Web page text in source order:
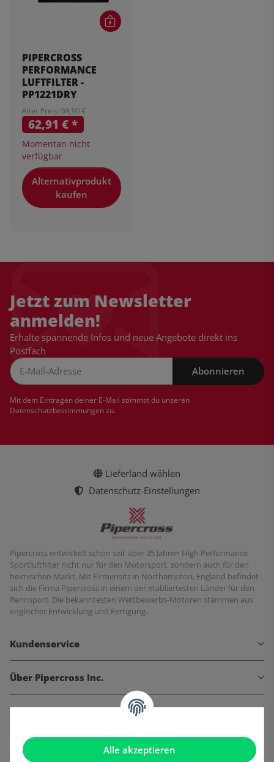
Alle akzeptieren
PIPERCROSS
PERFORMANCE
LUFTFILTER -
PP1221DRY
Alter Preis: 69,90 €
62,91 €*
Momentan nicht
verfügbar
Alternativprodukt
kaufen
Jetzt zum Newsletter
anmelden!
Erhalte spannende Infos und neue Angebote direkt ins
Postfach
Abonnieren
Mit dem Eintragen deiner E-Mail stimmst du unseren
Datenschutzbestimmungenzu.
Lieferland wählen
Datenschutz-Einstellungen
Pipercross entwickelt schon seit über 35 Jahren High Performance
Sportluftfilter nicht nur für den Motorsport, sondern auch für den
heimischen Markt. Mit Firmensitz in Northampton, England befindet
sich die Firma Pipercross in einem der etabliertesten Länder für den
Rennsport. Die bekanntesten Wettbewerbs-Motoren stammen aus
englischer Entwicklung und Fertigung.
Kundenservice
Über Pipercross Inc.
Informationen
Gesetzliche Informationen